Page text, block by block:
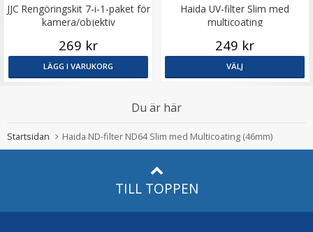
JJC Rengöringskit 7-i-1-paket för
kamera/objektiv
269 kr
LÄGG I VARUKORG
Haida UV-filter Slim med
multicoating
249 kr
VÄLJ
Du är här
Startsidan Haida ND-filter ND64 Slim med Multicoating (46mm)
TILL TOPPEN